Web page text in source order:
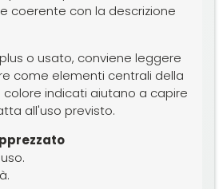
coerente con la descrizione
o usato, conviene leggere
come elementi centrali della
colore indicati aiutano a capire
all'uso previsto.